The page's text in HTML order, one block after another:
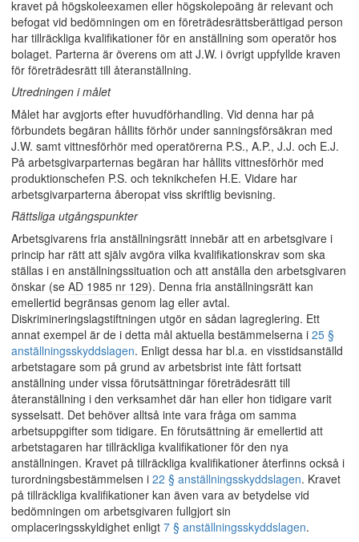
kravet på högskoleexamen eller högskolepoäng är relevant och
befogat vid bedömningen om en företrädesrättsberättigad person
har tillräckliga kvalifikationer för en anställning som operatör hos
bolaget. Parterna är överens om att J.W. i övrigt uppfyllde kraven
för företrädesrätt till återanställning.
Utredningen i målet
Målet har avgjorts efter huvudförhandling. Vid denna har på
förbundets begäran hållits förhör under sanningsförsäkran med
J.W. samt vittnesförhör med operatörerna P.S., A.P., J.J. och E.J.
På arbetsgivarparternas begäran har hållits vittnesförhör med
produktionschefen P.S. och teknikchefen H.E. Vidare har
arbetsgivarparterna åberopat viss skriftlig bevisning.
Rättsliga utgångspunkter
Arbetsgivarens fria anställningsrätt innebär att en arbetsgivare i
princip har rätt att själv avgöra vilka kvalifikationskrav som ska
ställas i en anställningssituation och att anställa den arbetsgivaren
önskar (se AD 1985 nr 129). Denna fria anställningsrätt kan
emellertid begränsas genom lag eller avtal.
Diskrimineringslagstiftningen utgör en sådan lagreglering. Ett
annat exempel är de i detta mål aktuella bestämmelserna i 25 §
anställningsskyddslagen. Enligt dessa har bl.a. en visstidsanställd
arbetstagare som på grund av arbetsbrist inte fått fortsatt
anställning under vissa förutsättningar företrädesrätt till
återanställning i den verksamhet där han eller hon tidigare varit
sysselsatt. Det behöver alltså inte vara fråga om samma
arbetsuppgifter som tidigare. En förutsättning är emellertid att
arbetstagaren har tillräckliga kvalifikationer för den nya
anställningen. Kravet på tillräckliga kvalifikationer återfinns också i
turordningsbestämmelsen i 22 § anställningsskyddslagen. Kravet
på tillräckliga kvalifikationer kan även vara av betydelse vid
bedömningen om arbetsgivaren fullgjort sin
omplaceringsskyldighet enligt 7 § anställningsskyddslagen.